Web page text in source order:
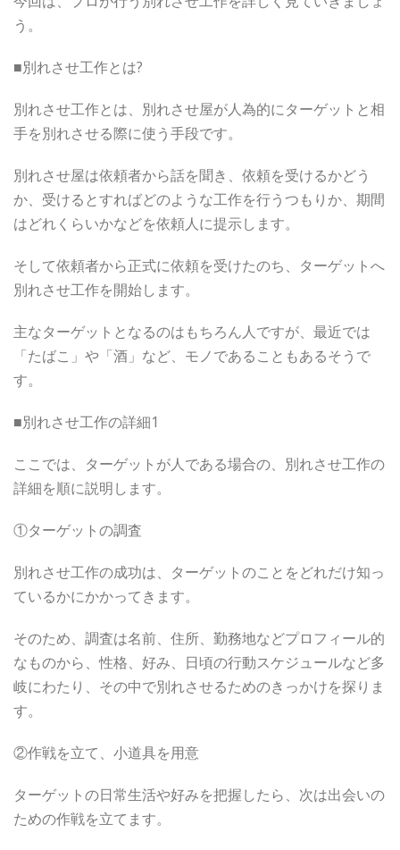
う。
■別れさせ工作とは?
別れさせ工作とは、別れさせ屋が人為的にターゲットと相
手を別れさせる際に使う手段です。
別れさせ屋は依頼者から話を聞き、依頼を受けるかどう
か、受けるとすればどのような工作を行うつもりか、期間
はどれくらいかなどを依頼人に提示します。
そして依頼者から正式に依頼を受けたのち、ターゲットへ
別れさせ工作を開始します。
主なターゲットとなるのはもちろん人ですが、最近では
「たばこ」や「酒」など、モノであることもあるそうで
す。
■別れさせ工作の詳細1
ここでは、ターゲットが人である場合の、別れさせ工作の
詳細を順に説明します。
①ターゲットの調査
別れさせ工作の成功は、ターゲットのことをどれだけ知っ
ているかにかかってきます。
そのため、調査は名前、住所、勤務地などプロフィール的
なものから、性格、好み、日頃の行動スケジュールなど多
岐にわたり、その中で別れさせるためのきっかけを探りま
す。
②作戦を立て、小道具を用意
ターゲットの日常生活や好みを把握したら、次は出会いの
ための作戦を立てます。